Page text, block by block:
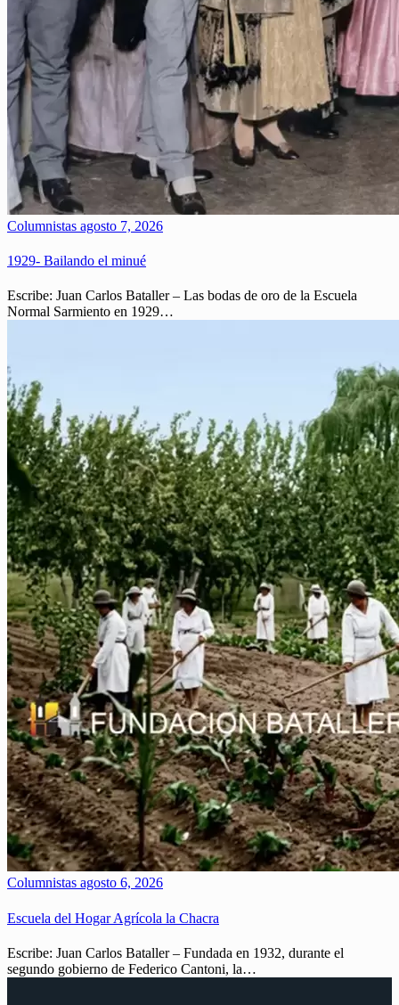
Columnistas agosto 7, 2026
1929- Bailando el minué
Escribe: Juan Carlos Bataller – Las bodas de oro de la Escuela
Normal Sarmiento en 1929…
Columnistas agosto 6, 2026
Escuela del Hogar Agrícola la Chacra
Escribe: Juan Carlos Bataller – Fundada en 1932, durante el
segundo gobierno de Federico Cantoni, la…